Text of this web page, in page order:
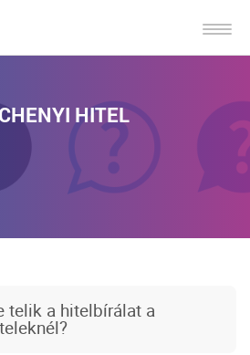
HITEL
telik a hitelbírálat a